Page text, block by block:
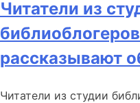
Читатели из
рассказывают
Читатели из студии